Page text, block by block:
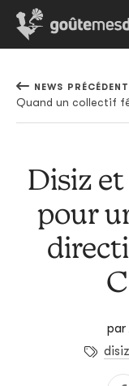
NEWS
Disiz
pour
par
disiz